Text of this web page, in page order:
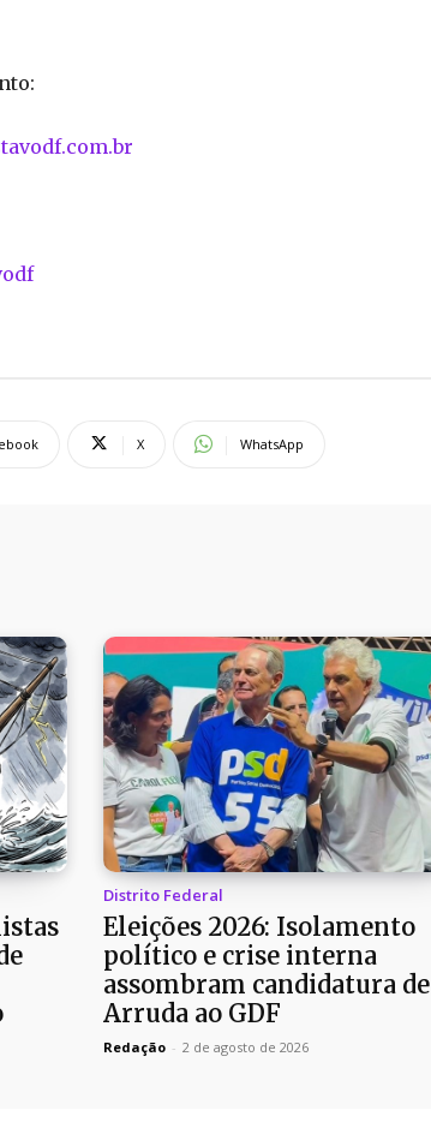
br
X WhatsApp
Distrito Federal
Eleições 2026: Isolamento
político e crise interna
assombram candidatura de
Arruda ao GDF
Redação - 2 de agosto de 2026